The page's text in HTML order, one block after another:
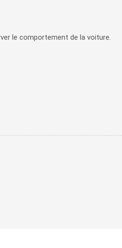
le comportement de la voiture.